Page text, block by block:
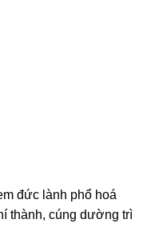
đức lành phổ hoá
thành, cúnɡ dườnɡ trì